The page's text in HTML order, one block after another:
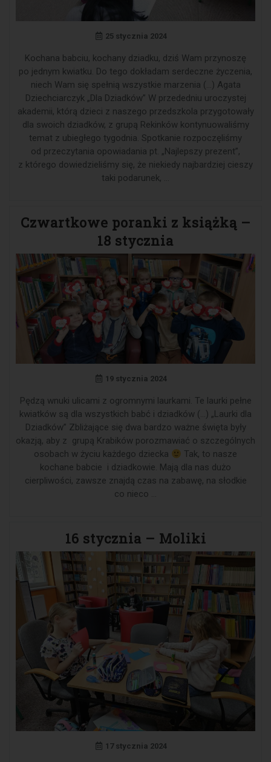
25 stycznia 2024
Kochana babciu, kochany dziadku, dziś Wam przynoszę
po jednym kwiatku. Do tego dokładam serdeczne życzenia,
niech Wam się spełnią wszystkie marzenia (…) Agata
Dziechciarczyk „Dla Dziadków” W przededniu uroczystej
akademii, którą dzieci z naszego przedszkola przygotowały
dla swoich dziadków, z grupą Rekinków kontynuowaliśmy
temat z ubiegłego tygodnia. Spotkanie rozpoczęliśmy
od przeczytania opowiadania pt. „Najlepszy prezent”,
z którego dowiedzieliśmy się, że niekiedy najbardziej cieszy
taki podarunek, …
Czwartkowe poranki z książką –
18 stycznia
19 stycznia 2024
Pędzą wnuki ulicami z ogromnymi laurkami. Te laurki pełne
kwiatków są dla wszystkich babć i dziadków (…) „Laurki dla
Dziadków” Zbliżające się dwa bardzo ważne święta były
okazją, aby z grupą Krabików porozmawiać o szczególnych
osobach w życiu każdego dziecka
Tak, to nasze
kochane babcie i dziadkowie. Mają dla nas dużo
cierpliwości, zawsze znajdą czas na zabawę, na słodkie
co nieco …
16 stycznia – Moliki
17 stycznia 2024